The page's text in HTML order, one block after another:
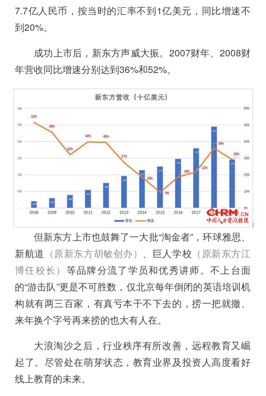
7.7亿人民币，按当时的汇率不到1亿美元，同比增速不
到20%。
成功上市后，新东方声威大振。2007财年、2008财
年营收同比增速分别达到36%和52%。
但新东方上市也鼓舞了一大批“淘金者”，环球雅思、
新航道 （原新东方胡敏创办） 、巨人学校 （原新东方江
博任校长） 等品牌分流了学员和优秀讲师。不上台面
的“游击队”更是不可胜数，仅北京每年倒闭的英语培训机
构就有两三百家，有真亏本干不下去的，捞一把就撤、
来年换个字号再来捞的也大有人在。
大浪淘沙之后，行业秩序有所改善，远程教育又崛
起了。尽管处在萌芽状态，教育业界及投资人高度看好
线上教育的未来。